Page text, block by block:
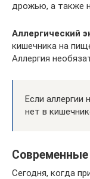
дрожью, а также
Аллергический
кишечника на
Аллергия
Если аллергии
нет в
Сегодня, когда